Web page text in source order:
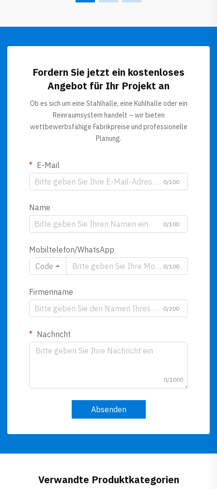
Fordern Sie jetzt ein kostenloses
Angebot für Ihr Projekt an
Ob es sich um eine Stahlhalle, eine Kühlhalle oder ein
Reinraumsystem handelt – wir bieten
wettbewerbsfähige Fabrikpreise und professionelle
Planung.
E-Mail
0/100
Name
0/100
Mobiltelefon/WhatsApp
Code
0/100
Firmenname
0/200
Nachricht
0/1000
Absenden
Verwandte Produktkategorien